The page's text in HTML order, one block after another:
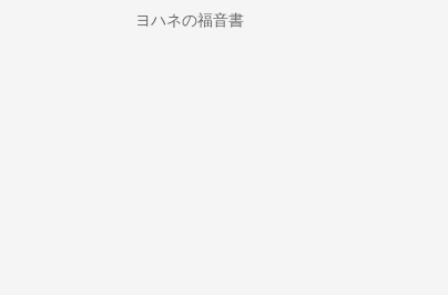
ヨハネの福音書